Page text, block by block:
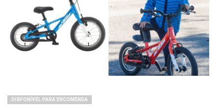
DISPONÍVEL PARA ENCOMENDA